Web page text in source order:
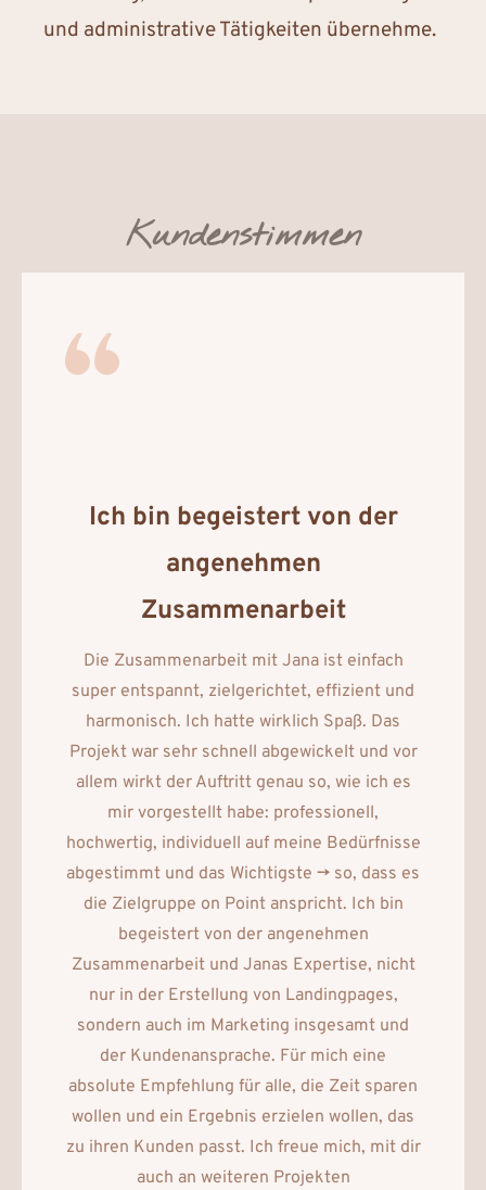
und administrative Tätigkeiten übernehme.
Kundenstimmen
Ich bin begeistert von der
angenehmen
Zusammenarbeit
Die Zusammenarbeit mit Jana ist einfach
super entspannt, zielgerichtet, effizient und
harmonisch. Ich hatte wirklich Spaß. Das
Projekt war sehr schnell abgewickelt und vor
allem wirkt der Auftritt genau so, wie ich es
mir vorgestellt habe: professionell,
hochwertig, individuell auf meine Bedürfnisse
abgestimmt und das Wichtigste -> so, dass es
die Zielgruppe on Point anspricht. Ich bin
begeistert von der angenehmen
Zusammenarbeit und Janas Expertise, nicht
nur in der Erstellung von Landingpages,
sondern auch im Marketing insgesamt und
der Kundenansprache. Für mich eine
absolute Empfehlung für alle, die Zeit sparen
wollen und ein Ergebnis erzielen wollen, das
zu ihren Kunden passt. Ich freue mich, mit dir
auch an weiteren Projekten